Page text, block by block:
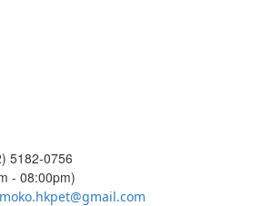
5182-0756
- 08:00pm)